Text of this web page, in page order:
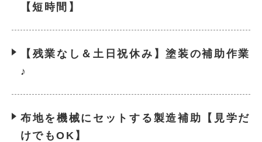
【短時間】
【残業なし＆土日祝休み】塗装の補助作業
♪
布地を機械にセットする製造補助【見学だ
けでもOK】